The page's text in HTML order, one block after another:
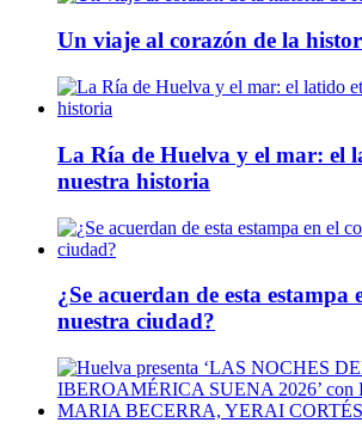
Un viaje al corazón de la
La Ría de Huelva y el mar: el
nuestra historia
¿Se acuerdan de esta estampa
nuestra ciudad?